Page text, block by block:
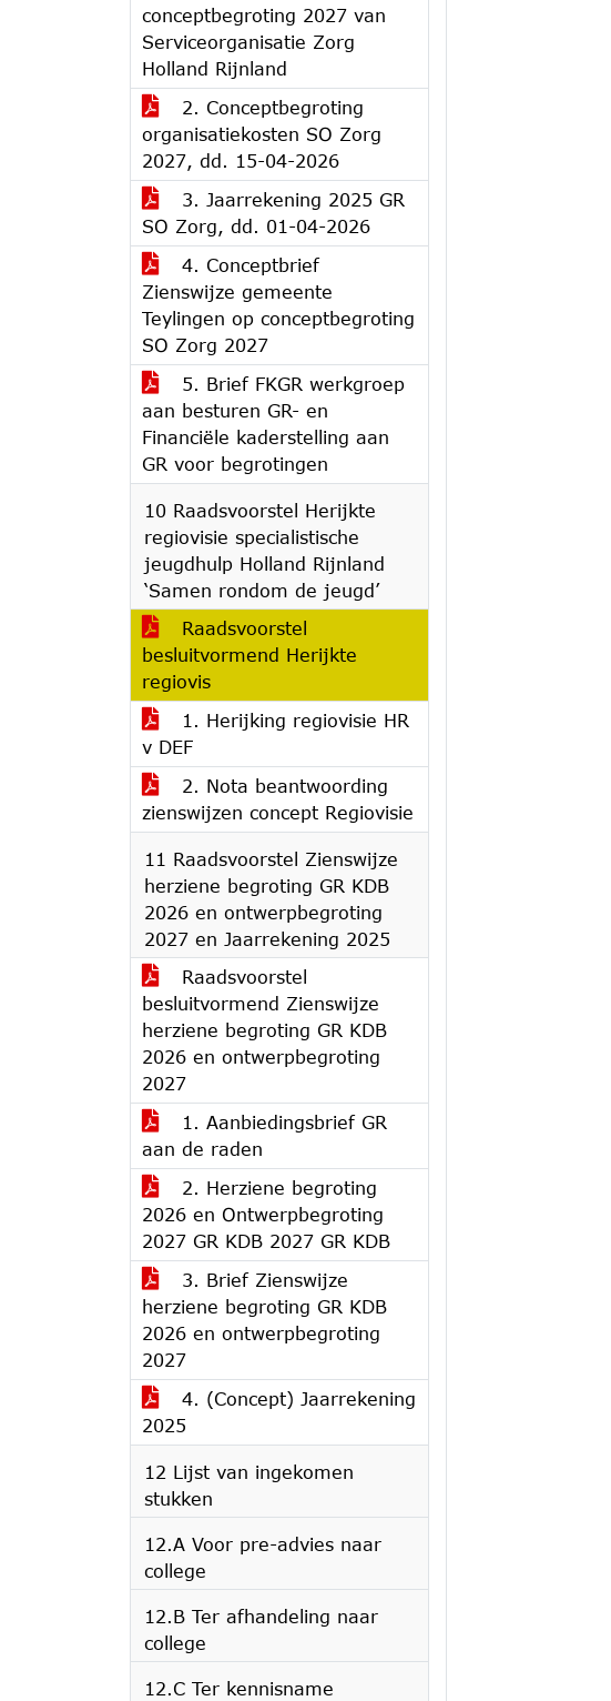
conceptbegroting 2027 van
Serviceorganisatie Zorg
Holland Rijnland
2. Conceptbegroting
organisatiekosten SO Zorg
2027, dd. 15-04-2026
3. Jaarrekening 2025 GR
SO Zorg, dd. 01-04-2026
4. Conceptbrief
Zienswijze gemeente
Teylingen op conceptbegroting
SO Zorg 2027
5. Brief FKGR werkgroep
aan besturen GR- en
Financiële kaderstelling aan
GR voor begrotingen
10 Raadsvoorstel Herijkte
regiovisie specialistische
jeugdhulp Holland Rijnland
‘Samen rondom de jeugd’
Raadsvoorstel
besluitvormend Herijkte
regiovis
1. Herijking regiovisie HR
v DEF
2. Nota beantwoording
zienswijzen concept Regiovisie
11 Raadsvoorstel Zienswijze
herziene begroting GR KDB
2026 en ontwerpbegroting
2027 en Jaarrekening 2025
Raadsvoorstel
besluitvormend Zienswijze
herziene begroting GR KDB
2026 en ontwerpbegroting
2027
1. Aanbiedingsbrief GR
aan de raden
2. Herziene begroting
2026 en Ontwerpbegroting
2027 GR KDB 2027 GR KDB
3. Brief Zienswijze
herziene begroting GR KDB
2026 en ontwerpbegroting
2027
4. (Concept) Jaarrekening
2025
12 Lijst van ingekomen
stukken
12.A Voor pre-advies naar
college
12.B Ter afhandeling naar
college
12.C Ter kennisname